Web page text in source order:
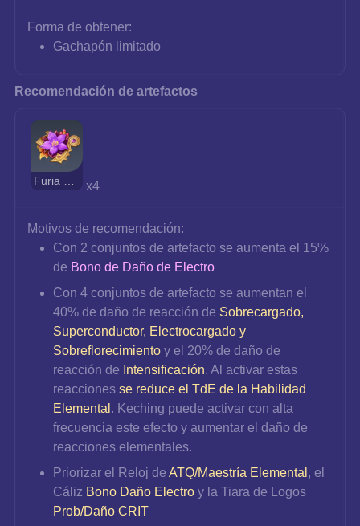
Forma de obtener:
Gachapón limitado
Recomendación de artefactos
x4
Motivos de recomendación:
Con 2 conjuntos de artefacto se aumenta el 15%
de Bono de Daño de Electro
Con 4 conjuntos de artefacto se aumentan el
40% de daño de reacción de Sobrecargado,
Superconductor, Electrocargado y
Sobreflorecimiento y el 20% de daño de
reacción de Intensificación. Al activar estas
reacciones se reduce el TdE de la Habilidad
Elemental . Keching puede activar con alta
frecuencia este efecto y aumentar el daño de
reacciones elementales.
Priorizar el Reloj de ATQ/Maestría Elemental , el
Cáliz Bono Daño Electro y la Tiara de Logos
Prob/Daño CRIT